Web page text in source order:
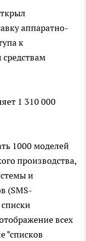
аппаратно-
к
1 310 000
1000 моделей
производства,
и
(SMS-
всех
"списков